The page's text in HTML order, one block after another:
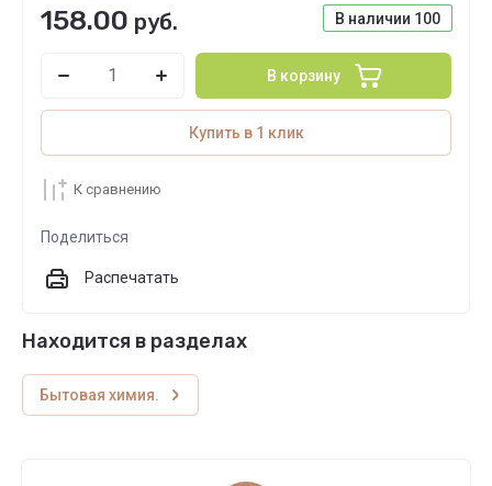
В наличии 100
158.00 руб.
В корзину
Купить в 1 клик
К сравнению
Поделиться
Распечатать
Находится в разделах
Бытовая химия.